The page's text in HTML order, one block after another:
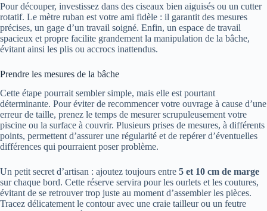
Pour découper, investissez dans des ciseaux bien aiguisés ou un cutter
rotatif. Le mètre ruban est votre ami fidèle : il garantit des mesures
précises, un gage d’un travail soigné. Enfin, un espace de travail
spacieux et propre facilite grandement la manipulation de la bâche,
évitant ainsi les plis ou accrocs inattendus.
Prendre les mesures de la bâche
Cette étape pourrait sembler simple, mais elle est pourtant
déterminante. Pour éviter de recommencer votre ouvrage à cause d’une
erreur de taille, prenez le temps de mesurer scrupuleusement votre
piscine ou la surface à couvrir. Plusieurs prises de mesures, à différents
points, permettent d’assurer une régularité et de repérer d’éventuelles
différences qui pourraient poser problème.
Un petit secret d’artisan : ajoutez toujours entre 5 et 10 cm de marge
sur chaque bord. Cette réserve servira pour les ourlets et les coutures,
évitant de se retrouver trop juste au moment d’assembler les pièces.
Tracez délicatement le contour avec une craie tailleur ou un feutre